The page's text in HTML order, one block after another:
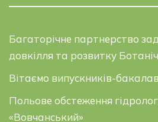
Багаторічне партнерство
довкілля та розвитку
Вітаємо випускників-
Польове обстеження
«Вовчанський»